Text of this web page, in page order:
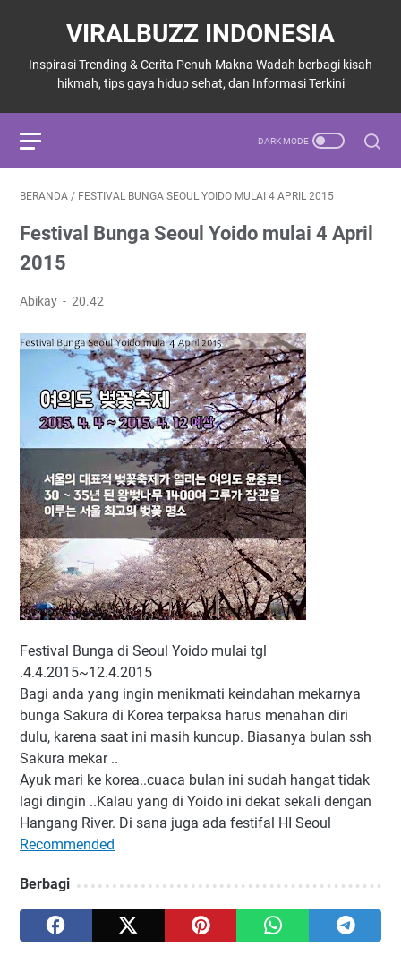
VIRALBUZZ INDONESIA
Inspirasi Trending & Cerita Penuh Makna Wadah berbagi kisah
hikmah, tips gaya hidup sehat, dan Informasi Terkini
BERANDA / FESTIVAL BUNGA SEOUL YOIDO MULAI 4 APRIL 2015
Festival Bunga Seoul Yoido mulai 4 April
2015
Abikay 20.42
Festival Bunga di Seoul Yoido mulai tgl
.4.4.2015~12.4.2015
Bagi anda yang ingin menikmati keindahan mekarnya
bunga Sakura di Korea terpaksa harus menahan diri
dulu, karena saat ini masih kuncup. Biasanya bulan ssh
Sakura mekar ..
Ayuk mari ke korea..cuaca bulan ini sudah hangat tidak
lagi dingin ..Kalau yang di Yoido ini dekat sekali dengan
Hangang River. Di sana juga ada festifal HI Seoul
Recommended
Berbagi